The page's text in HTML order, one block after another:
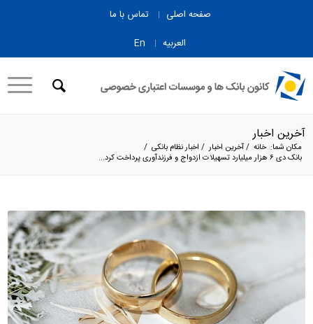
صفحه اصلی
تماس با ما
العربیه
En
آخرین اخبار
مکان شما: خانه /آخرین اخبار / اخبار نظام بانکی /
بانک دی ۶ هزار میلیارد تسهیلات ازدواج و فرزندآوری پرداخت کرد...